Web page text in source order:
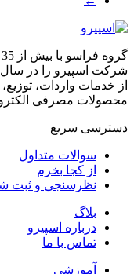
از خدمات واردات،
محصولات مصرفی
دسترسی‌ سریع
سوالات متداول
از کجا بخرم
نظرسنجی و ثبت
بلاگ
درباره اسپیرو
تماس با ما
آموزشی